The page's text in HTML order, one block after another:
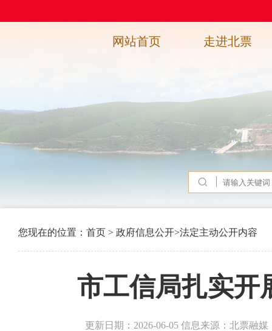
网站首页 走进北票
您现在的位置： 首页 > 政府信息公开>法定主动公开内容
市工信局扎实开
更新日期：2026-06-05 信息来源：北票融